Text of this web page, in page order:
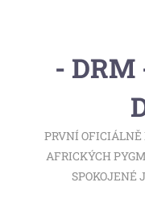
- DRM
PRVNÍ OFICIÁLNĚ
AFRICKÝCH